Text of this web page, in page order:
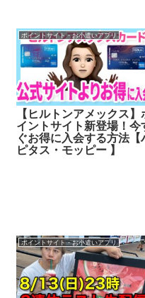
ポイントサイト・お小遣いアプリ
【ヒルトンアメックス】
イントサイト新登場！今
ぐお得に入会する方法【
ピタス・モッピー 】
ポイントサイト・お小遣いアプリ